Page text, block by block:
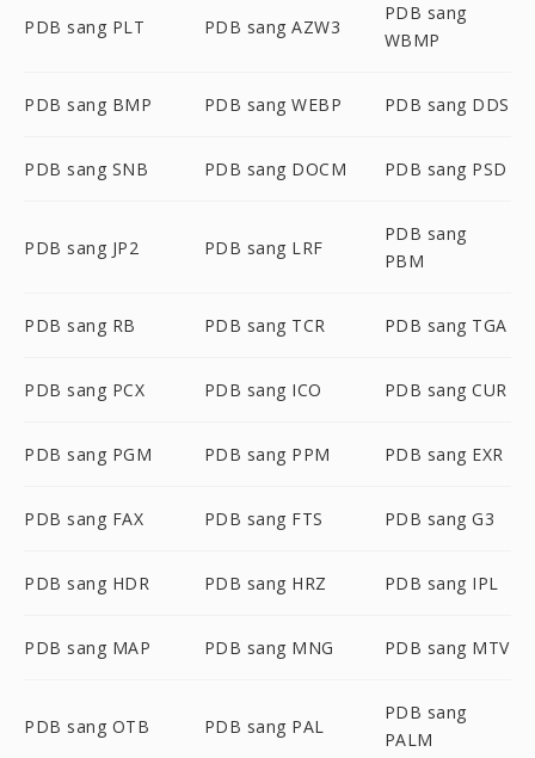
PDB sang PLT PDB sang AZW3
PDB sang
WBMP
PDB sang BMP PDB sang WEBP PDB sang DDS
PDB sang SNB PDB sang DOCM PDB sang PSD
PDB sang JP2 PDB sang LRF
PDB sang
PBM
PDB sang RB PDB sang TCR PDB sang TGA
PDB sang PCX PDB sang ICO PDB sang CUR
PDB sang PGM PDB sang PPM PDB sang EXR
PDB sang FAX PDB sang FTS PDB sang G3
PDB sang HDR PDB sang HRZ PDB sang IPL
PDB sang MAP PDB sang MNG PDB sang MTV
PDB sang OTB PDB sang PAL
PDB sang
PALM